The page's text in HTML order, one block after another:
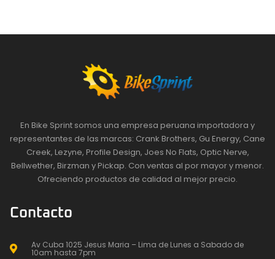
En Bike Sprint somos una empresa peruana importadora y
representantes de las marcas: Crank Brothers, Gu Energy, Cane
Creek, Lezyne, Profile Design, Joes No Flats, Optic Nerve,
Bellwether, Birzman y Pickap. Con ventas al por mayor y menor.
Ofreciendo productos de calidad al mejor precio.
Contacto
Av Cuba 1025 Jesus Maria – Lima de Lunes a Sabado de
10am hasta 7pm